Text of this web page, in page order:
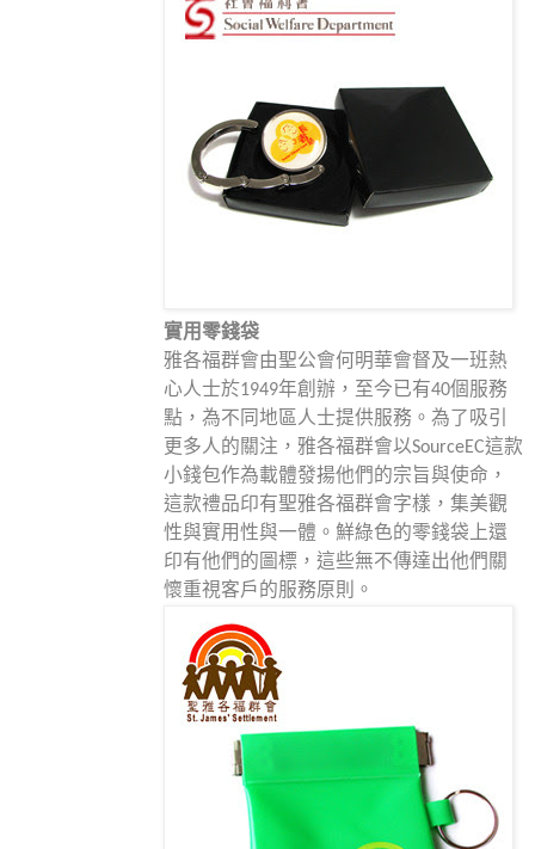
實用零錢袋
雅各福群會由聖公會何明華會督及一班熱
心人士於1949年創辦，至今已有40個服務
點，為不同地區人士提供服務。為了吸引
更多人的關注，雅各福群會以SourceEC這款
小錢包作為載體發揚他們的宗旨與使命，
這款禮品印有聖雅各福群會字樣，集美觀
性與實用性與一體。鮮綠色的零錢袋上還
印有他們的圖標，這些無不傳達出他們關
懷重視客戶的服務原則。